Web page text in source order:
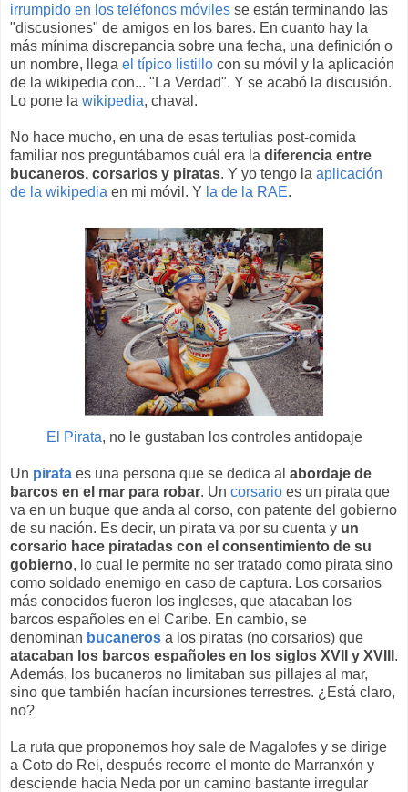
irrumpido en los teléfonos móviles se están terminando las
"discusiones" de amigos en los bares. En cuanto hay la
más mínima discrepancia sobre una fecha, una definición o
un nombre, llega el típico listillo con su móvil y la aplicación
de la wikipedia con... "La Verdad". Y se acabó la discusión.
Lo pone la wikipedia, chaval.
No hace mucho, en una de esas tertulias post-comida
familiar nos preguntábamos cuál era la diferencia entre
bucaneros, corsarios y piratas. Y yo tengo la aplicación
de la wikipedia en mi móvil. Y la de la RAE.
El Pirata, no le gustaban los controles antidopaje
Un pirata es una persona que se dedica al abordaje de
barcos en el mar para robar. Un corsario es un pirata que
va en un buque que anda al corso, con patente del gobierno
de su nación. Es decir, un pirata va por su cuenta y un
corsario hace piratadas con el consentimiento de su
gobierno, lo cual le permite no ser tratado como pirata sino
como soldado enemigo en caso de captura. Los corsarios
más conocidos fueron los ingleses, que atacaban los
barcos españoles en el Caribe. En cambio, se
denominan bucaneros a los piratas (no corsarios) que
atacaban los barcos españoles en los siglos XVII y XVIII .
Además, los bucaneros no limitaban sus pillajes al mar,
sino que también hacían incursiones terrestres. ¿Está claro,
no?
La ruta que proponemos hoy sale de Magalofes y se dirige
a Coto do Rei, después recorre el monte de Marranxón y
desciende hacia Neda por un camino bastante irregular